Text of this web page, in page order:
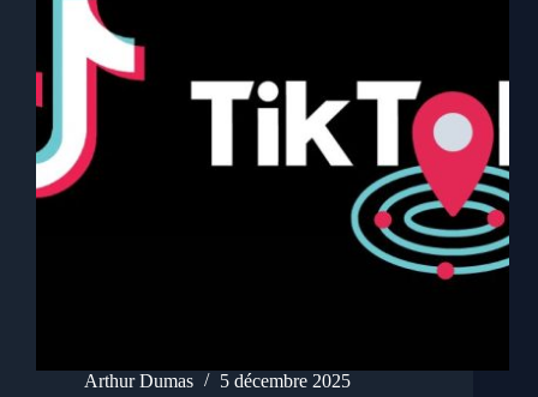
Arthur Dumas 5 décembre 2025